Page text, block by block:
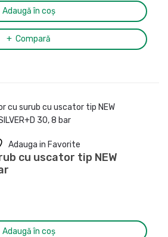
Adaugă în coș
Compară
Adauga in Favorite
cu uscator tip NEW
Adaugă în coș